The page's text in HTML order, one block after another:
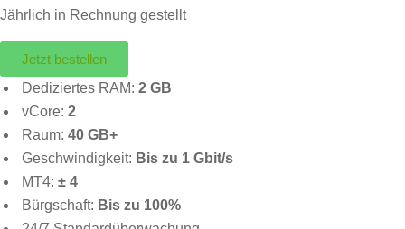
Jährlich in Rechnung gestellt
Jetzt bestellen
Dediziertes RAM: 2 GB
vCore: 2
Raum: 40 GB+
Geschwindigkeit: Bis zu 1 Gbit/s
MT4: ± 4
Bürgschaft: Bis zu 100%